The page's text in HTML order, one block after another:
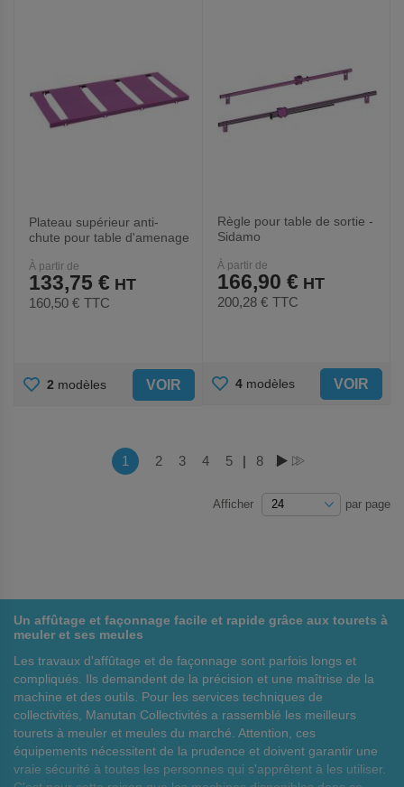
Plateau supérieur anti-
chute pour table d'amenage
À partir de
133,75 €
160,50 € TTC
AJOUTER
2 modèles VOIR
Règle pour table de sortie -
Sidamo
À partir de
166,90 €
200,28 € TTC
AJOUTER
4 modèles VOIR
PageVous lisez actuellement la page
1 Page
2 Page
3 Page
4 Page
5 | Page
8
Afficher par page
Un affûtage et façonnage facile et rapide grâce aux tourets à
meuler et ses meules
Les travaux d'affûtage et de façonnage sont parfois longs et
compliqués. Ils demandent de la précision et une maîtrise de la
machine et des outils. Pour les services techniques de
collectivités, Manutan Collectivités a rassemblé les meilleurs
tourets à meuler et meules du marché. Attention, ces
équipements nécessitent de la prudence et doivent garantir une
vraie sécurité à toutes les personnes qui s'apprêtent à les utiliser.